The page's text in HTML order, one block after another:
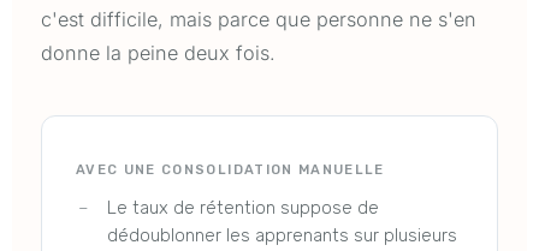
c'est difficile, mais parce que personne ne s'en
donne la peine deux fois.
AVEC UNE CONSOLIDATION MANUELLE
Le taux de rétention suppose de
dédoublonner les apprenants sur plusieurs